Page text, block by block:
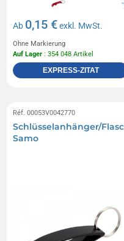
Ab 0,15 €exkl. MwSt.
Ohne Markierung
Auf Lager : 354 048 Artikel
EXPRESS-ZITAT
Réf. 00053V0042770
Schlüsselanhänger/
Samo